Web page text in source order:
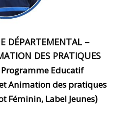
DÉPARTEMENTAL –
DES PRATIQUES
Programme Educatif
Animation des pratiques
Féminin, Label Jeunes)